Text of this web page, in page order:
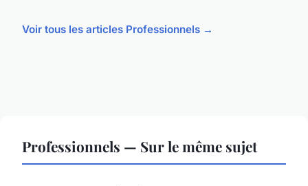
Voir tous les articles Professionnels →
Professionnels — Sur le même sujet